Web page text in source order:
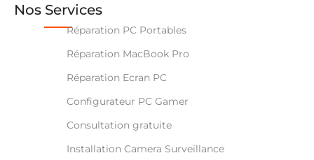
Nos Services
Réparation PC Portables
Réparation MacBook Pro
Réparation Ecran PC
Configurateur PC Gamer
Consultation gratuite
Installation Camera Surveillance